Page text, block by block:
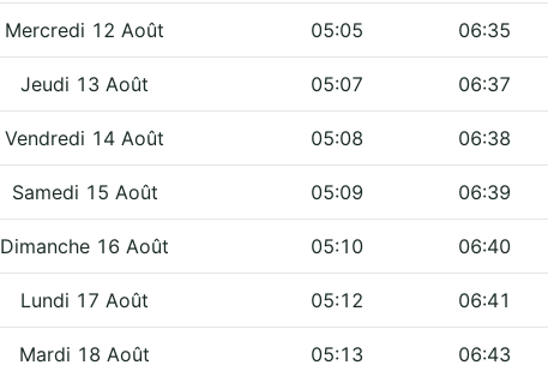
Mercredi 12 Août 05:05 06:35
Jeudi 13 Août 05:07 06:37
Vendredi 14 Août 05:08 06:38
Samedi 15 Août 05:09 06:39
Dimanche 16 Août 05:10 06:40
Lundi 17 Août 05:12 06:41
Mardi 18 Août 05:13 06:43